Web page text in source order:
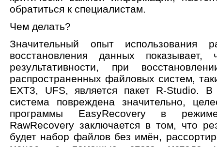
обратиться к специалистам.
Чем делать?
Значительный опыт использования
восстановления данных
результативности, при
распространенных файловых систем,
EXT3, UFS, является пакет R-Studio.
система повреждена значительно,
программы EasyRecovery в
RawRecovery заключается в том, что
будет набор файлов без имён,